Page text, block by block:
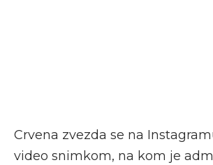
Crvena zvezda se na
video snimkom, na kom je